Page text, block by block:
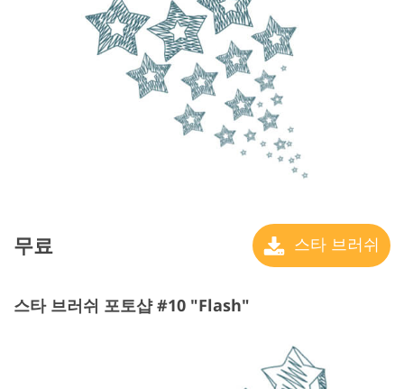
무료 스타 브러쉬
스타 브러쉬 포토샵 #10 "Flash"